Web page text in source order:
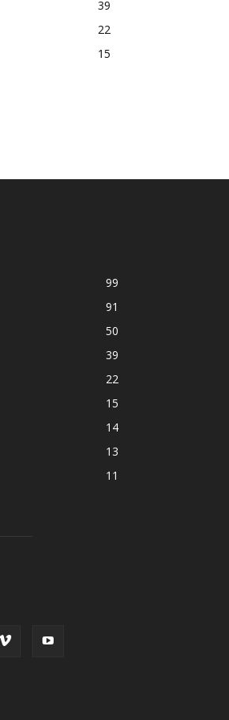
39
22
15
99
91
50
39
22
15
14
13
11